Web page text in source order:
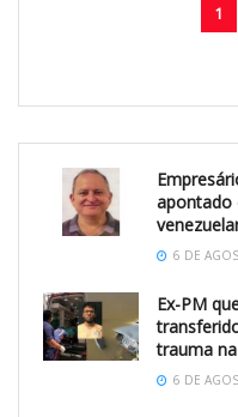
1
apontado
6 DE
Ex-PM
trauma
6 DE